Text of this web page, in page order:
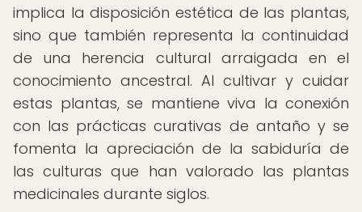
implica la disposición estética de las plantas,
sino que también representa la continuidad
de una herencia cultural arraigada en el
conocimiento ancestral. Al cultivar y cuidar
estas plantas, se mantiene viva la conexión
con las prácticas curativas de antaño y se
fomenta la apreciación de la sabiduría de
las culturas que han valorado las plantas
medicinales durante siglos.